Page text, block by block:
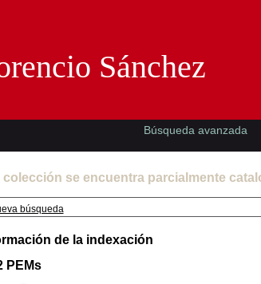
colección se encuentra parcialmente
búsqueda
de la indexación
PEMs
Sánchez
Búsqueda avanzada